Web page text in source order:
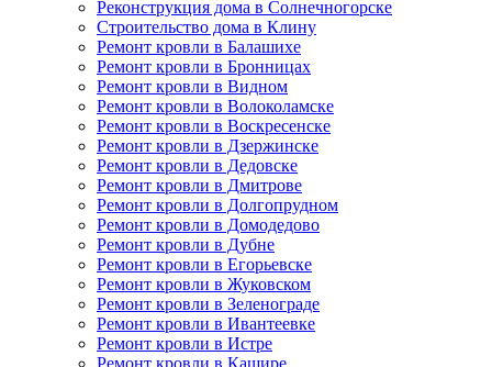
Реконструкция дома в Солнечногорске
Строительство дома в Клину
Ремонт кровли в Балашихе
Ремонт кровли в Бронницах
Ремонт кровли в Видном
Ремонт кровли в Волоколамске
Ремонт кровли в Воскресенске
Ремонт кровли в Дзержинске
Ремонт кровли в Дедовске
Ремонт кровли в Дмитрове
Ремонт кровли в Долгопрудном
Ремонт кровли в Домодедово
Ремонт кровли в Дубне
Ремонт кровли в Егорьевске
Ремонт кровли в Жуковском
Ремонт кровли в Зеленограде
Ремонт кровли в Ивантеевке
Ремонт кровли в Истре
Ремонт кровли в Кашире